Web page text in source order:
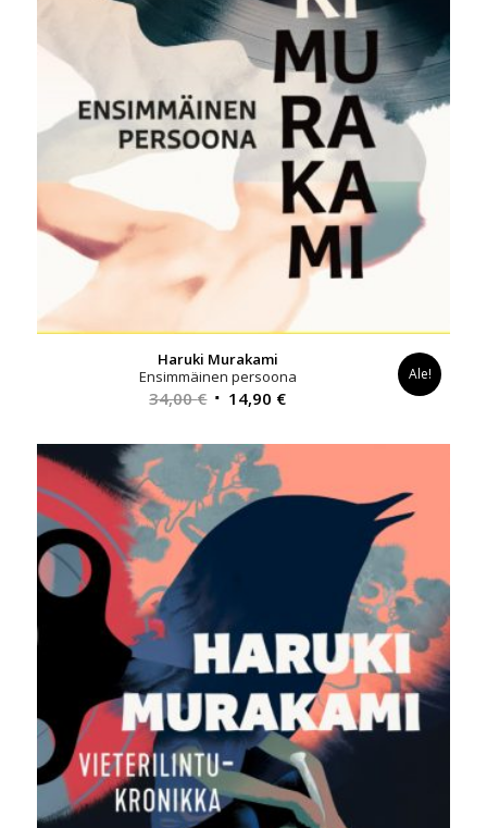
Haruki Murakami
Ensimmäinen persoona
34,00€ Alkuperäinen
oli:
34,00 €.
14,90 €Nykyinen
on:
Ale!